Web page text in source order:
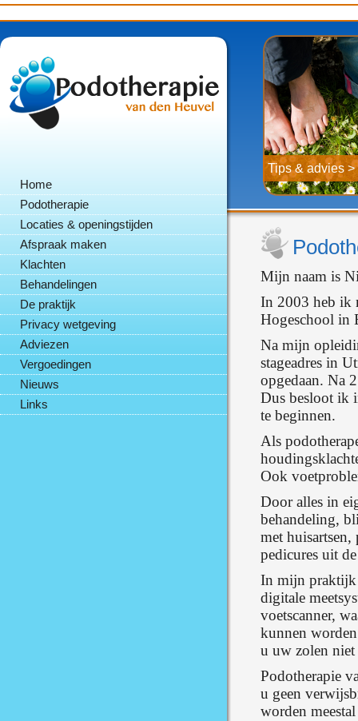
Tips & advies >
Home
Podotherapie
Locaties & openingstijden
Afspraak maken
Klachten
Behandelingen
De praktijk
Privacy wetgeving
Adviezen
Vergoedingen
Nieuws
Links
Mijn naam is
In 2003 heb ik
Hogeschool in
Na mijn
stageadres in
opgedaan. Na
Dus besloot ik
te beginnen.
Als
Ook
Door alles in
behandeling,
met huisartsen,
pedicures uit
In mijn praktijk
digitale
voetscanner,
kunnen
u uw zolen niet
Podotherapie
u geen
worden